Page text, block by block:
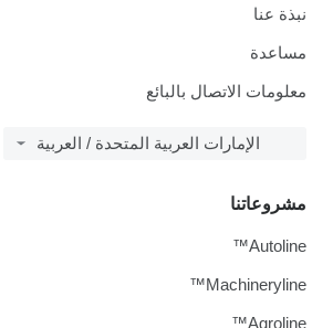
نبذة عنا
مساعدة
معلومات الاتصال بالبائع
الإمارات العربية المتحدة / العربية
مشروعاتنا
Autoline™
Machineryline™
Agroline™